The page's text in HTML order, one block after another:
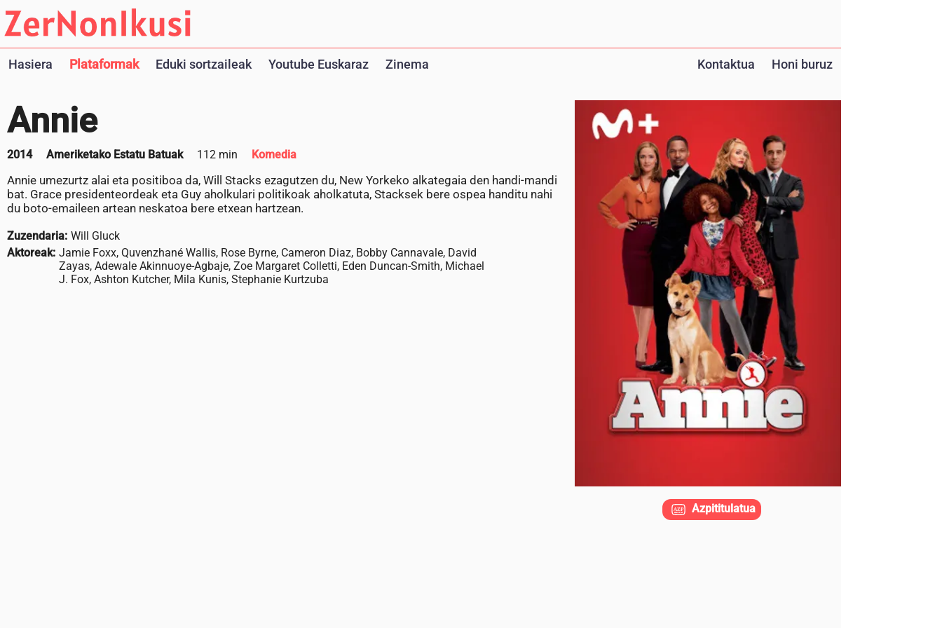
Hasiera Plataformak Eduki sortzaileak Youtube Euskaraz Zinema Kontaktua Honi buruz
Annie
2014 Ameriketako Estatu Batuak 112 min Komedia
Annie umezurtz alai eta positiboa da, Will Stacks ezagutzen du, New Yorkeko alkategaia den handi-mandi
bat. Grace presidenteordeak eta Guy aholkulari politikoak aholkatuta, Stacksek bere ospea handitu nahi
du boto-emaileen artean neskatoa bere etxean hartzean.
Zuzendaria: Will Gluck
Aktoreak: Jamie Foxx, Quvenzhané Wallis, Rose Byrne, Cameron Diaz, Bobby Cannavale, David
Zayas, Adewale Akinnuoye-Agbaje, Zoe Margaret Colletti, Eden Duncan-Smith, Michael
J. Fox, Ashton Kutcher, Mila Kunis, Stephanie Kurtzuba
Azpititulatua